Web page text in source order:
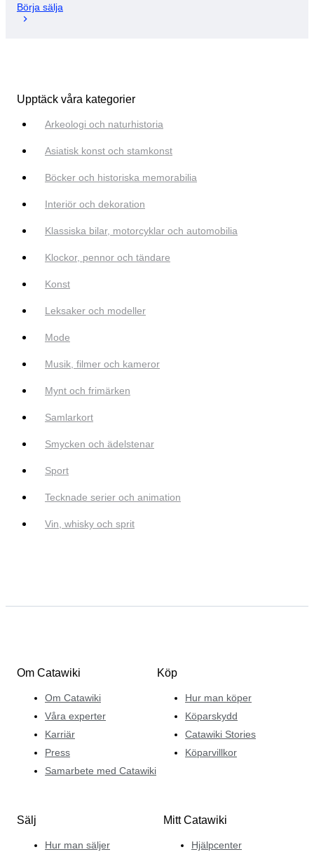
Börja sälja
Upptäck våra kategorier
Arkeologi och naturhistoria
Asiatisk konst och stamkonst
Böcker och historiska memorabilia
Interiör och dekoration
Klassiska bilar, motorcyklar och automobilia
Klockor, pennor och tändare
Konst
Leksaker och modeller
Mode
Musik, filmer och kameror
Mynt och frimärken
Samlarkort
Smycken och ädelstenar
Sport
Tecknade serier och animation
Vin, whisky och sprit
Om Catawiki
Om Catawiki
Våra experter
Karriär
Press
Samarbete med Catawiki
Köp
Hur man köper
Köparskydd
Catawiki Stories
Köparvillkor
Sälj
Hur man säljer
Mitt Catawiki
Hjälpcenter